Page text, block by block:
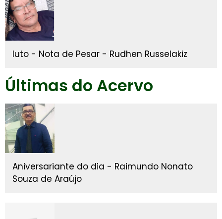
luto - Nota de Pesar - Rudhen Russelakiz
Últimas do Acervo
Aniversariante do dia - Raimundo Nonato
Souza de Araújo